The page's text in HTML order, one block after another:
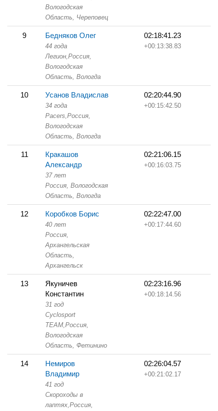
Вологодская
Область, Череповец
9 Бедняков Олег
44 года
Легион,Россия,
Вологодская
Область, Вологда
02:18:41.23
+00:13:38.83
10 Усанов Владислав
34 года
Pacers,Россия,
Вологодская
Область, Вологда
02:20:44.90
+00:15:42.50
11
Кракашов
Александр
37 лет
Россия, Вологодская
Область, Вологда
02:21:06.15
+00:16:03.75
12 Коробков Борис
40 лет
Россия,
Архангельская
Область,
Архангельск
02:22:47.00
+00:17:44.60
13
Якуничев
Константин
31 год
Cyclosport
TEAM,Россия,
Вологодская
Область, Фетинино
02:23:16.96
+00:18:14.56
14
Немиров
Владимир
41 год
Скороходы в
лаптях,Россия,
02:26:04.57
+00:21:02.17